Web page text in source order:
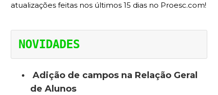
atualizações feitas nos últimos 15 dias no Proesc.com!
NOVIDADES
Adição de campos na Relação Geral
de Alunos